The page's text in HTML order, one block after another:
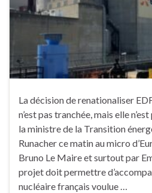
La décision de renationaliser
n’est pas tranchée, mais elle
la ministre de la Transition
Runacher ce matin au micro
Bruno Le Maire et surtout par
projet doit permettre
nucléaire français voulue …